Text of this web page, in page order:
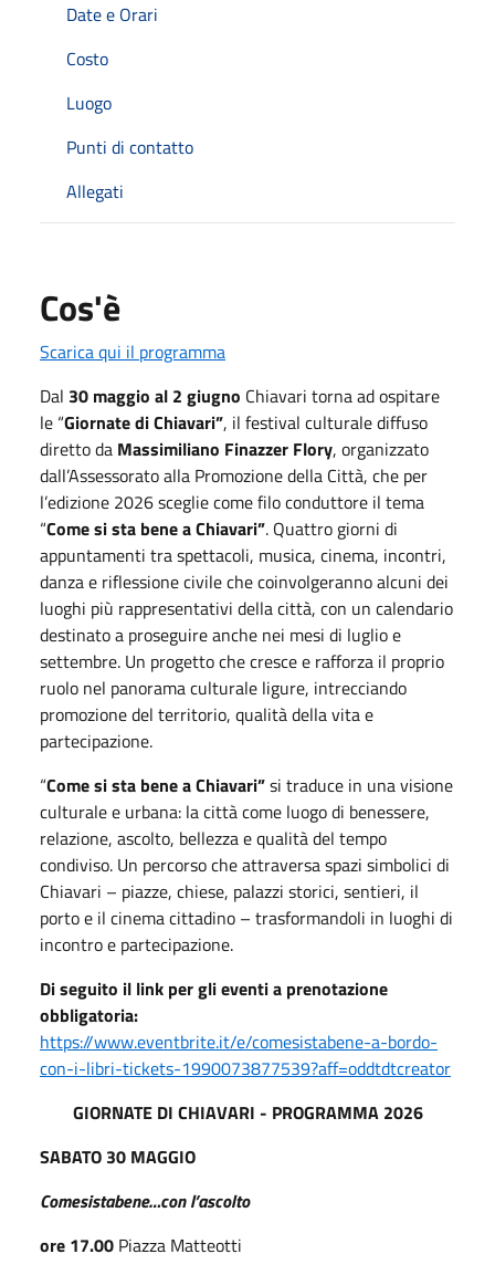
Date e Orari
Costo
Luogo
Punti di contatto
Allegati
Cos'è
Scarica qui il programma
Dal 30 maggio al 2 giugno Chiavari torna ad ospitare
le “Giornate di Chiavari”, il festival culturale diffuso
diretto da Massimiliano Finazzer Flory, organizzato
dall’Assessorato alla Promozione della Città, che per
l’edizione 2026 sceglie come filo conduttore il tema
“Come si sta bene a Chiavari”. Quattro giorni di
appuntamenti tra spettacoli, musica, cinema, incontri,
danza e riflessione civile che coinvolgeranno alcuni dei
luoghi più rappresentativi della città, con un calendario
destinato a proseguire anche nei mesi di luglio e
settembre. Un progetto che cresce e rafforza il proprio
ruolo nel panorama culturale ligure, intrecciando
promozione del territorio, qualità della vita e
partecipazione.
“Come si sta bene a Chiavari”si traduce in una visione
culturale e urbana: la città come luogo di benessere,
relazione, ascolto, bellezza e qualità del tempo
condiviso. Un percorso che attraversa spazi simbolici di
Chiavari – piazze, chiese, palazzi storici, sentieri, il
porto e il cinema cittadino – trasformandoli in luoghi di
incontro e partecipazione.
Di seguito il link per gli eventi a prenotazione
obbligatoria:
https://www.eventbrite.it/e/comesistabene-a-bordo-
con-i-libri-tickets-1990073877539?aff=oddtdtcreator
GIORNATE DI CHIAVARI - PROGRAMMA 2026
SABATO 30 MAGGIO
Comesistabene…con l’ascolto
ore 17.00 Piazza Matteotti